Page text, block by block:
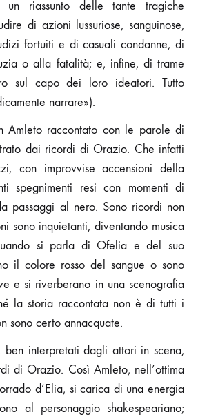
un riassunto delle tante tragiche
di azioni lussuriose, sanguinose,
fortuiti e di casuali condanne, di
o alla fatalità; e, infine, di trame
sul capo dei loro ideatori. Tutto
narrare»).
Amleto raccontato con le parole di
dai ricordi di Orazio. Che infatti
con improvvise accensioni della
spegnimenti resi con momenti di
passaggi al nero. Sono ricordi non
sono inquietanti, diventando musica
si parla di Ofelia e del suo
il colore rosso del sangue o sono
e si riverberano in una scenografia
la storia raccontata non è di tutti i
sono certo annacquate.
ben interpretati dagli attori in scena,
di Orazio. Così Amleto, nell’ottima
d’Elia, si carica di una energia
al personaggio shakespeariano;